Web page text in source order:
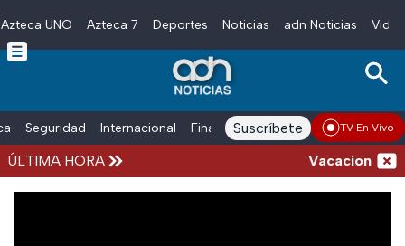
Skip to main content
Azteca UNO Azteca 7 Deportes Noticias adn Noticias
Seguridad Internacional Finanzas adn Noticias Radio
Suscríbete TV En Vivo
ÚLTIMA HORA Vacaciones